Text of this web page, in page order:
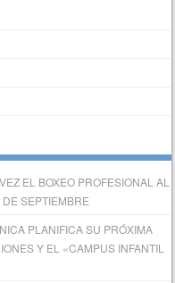
EL BOXEO PROFESIONAL AL
SEPTIEMBRE
PLANIFICA SU PRÓXIMA
Y EL «CAMPUS INFANTIL